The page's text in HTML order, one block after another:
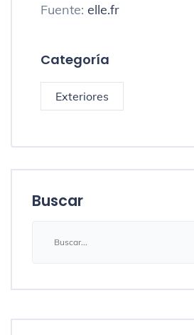
Fuente: elle.fr
Categoría
Exteriores
Buscar